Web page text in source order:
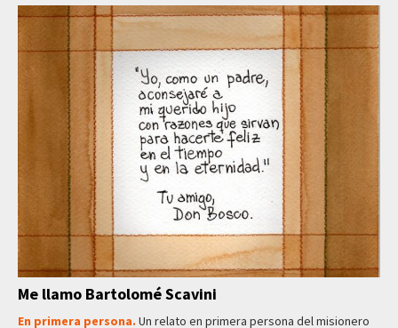
Me llamo Bartolomé Scavini
En primera persona. Un relato en primera persona del misionero